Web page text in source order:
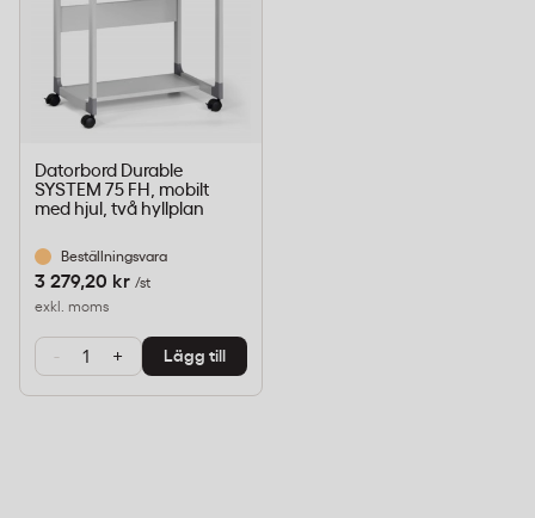
Datorbord Durable
SYSTEM 75 FH, mobilt
med hjul, två hyllplan
Beställningsvara
3 279,20 kr /st
exkl. moms
- + Lägg till